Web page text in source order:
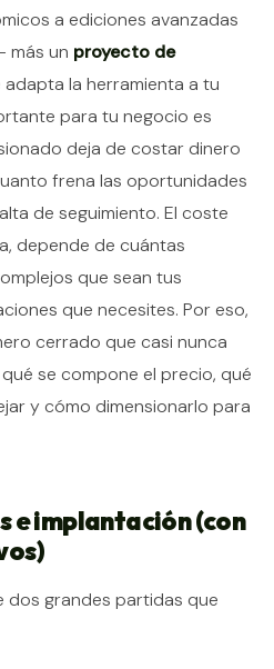
a ediciones avanzadas
más un proyecto de
adapta la herramienta a tu
para tu negocio es
deja de costar dinero
frena las oportunidades
de seguimiento. El coste
depende de cuántas
que sean tus
que necesites. Por eso,
cerrado que casi nunca
se compone el precio, qué
y cómo dimensionarlo para
e implantación (con
dos grandes partidas que